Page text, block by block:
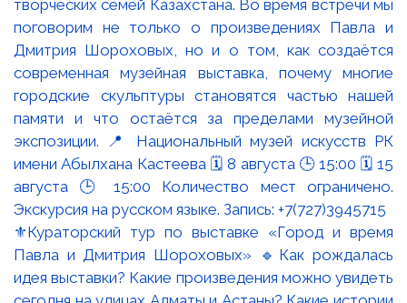
⚜️Кураторский тур по выставке «Город и время
Павла и Дмитрия Шороховых» 🔹Как рождалась
идея выставки? Какие произведения можно увидеть